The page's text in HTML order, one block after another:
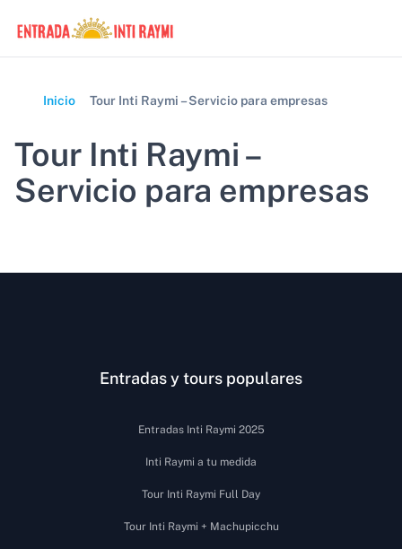
Inicio Tour Inti Raymi – Servicio para empresas
Tour Inti Raymi –
Servicio para empresas
Entradas y tours populares
Entradas Inti Raymi 2025
Inti Raymi a tu medida
Tour Inti Raymi Full Day
Tour Inti Raymi + Machupicchu